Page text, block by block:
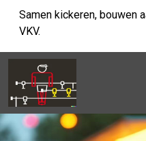
naar
inhoud
Samen kickeren, bouwen
VKV.